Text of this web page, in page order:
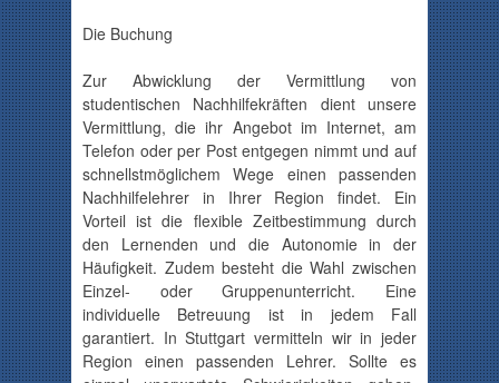
Die Buchung
Zur Abwicklung der Vermittlung von
studentischen
Nachhilfekräften
dient unsere
Vermittlung, die ihr Angebot im Internet, am
Telefon oder per Post entgegen nimmt und auf
schnellstmöglichem Wege einen passenden
Nachhilfelehrer in Ihrer Region findet. Ein
Vorteil ist die flexible Zeitbestimmung durch
den Lernenden und die Autonomie in der
Häufigkeit. Zudem besteht die Wahl zwischen
Einzel- oder
Gruppenunterricht. Eine
individuelle Betreuung ist in jedem Fall
garantiert. In Stuttgart vermitteln wir in jeder
Region einen passenden Lehrer. Sollte es